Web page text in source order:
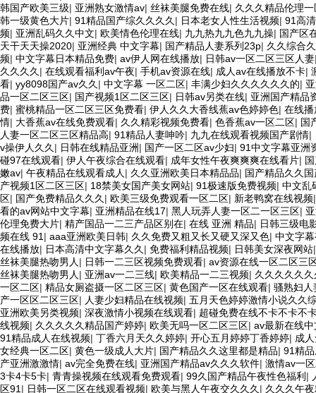
韩国产欧美三级| 亚洲熟女激情av| 丝袜美腿免费在线| 久久久精品伦理
韩一级黄色大片| 91精品国产综久久久久 | 日本老女人性生活视频| 91高
频| 亚洲乱码久久中文| 欧美情色伦理在线| 九九热九九色九九操| 国产区
天干天天操2020| 亚洲经典 中文字幕| 国产精品人妻系列23p| 久久综合
频| 中文字幕日本精品免费| av伊人网在线播放| 日韩av一区二区三区人妻
久久久久 | 在线观看福利av午夜| 手机av资源在线| 成人av在线播放不卡|
看| yy8098国产av久久 | 中文字幕 一区二区| 丰满少妇久久久久久久的|
品一区二区三区| 国产视频1区二区三区| 日韩av另类在线| 亚洲国产精品
费| 蜜桃精品一区二区三区免费看| 伊人久久大香线蕉av色婷婷色| 在线
情| 大香蕉av在线免费观看| 久久精彩视频免费看| 色香蕉av一区二区| 国
人妻一区二区三区精品高| 91精品人妻呻吟| 九九在线观看视频国产剧情|
v操伊人久久 | 日韩在线精品亚洲| 国产一区二区av少妇| 91中文字幕亚洲
碰97在线观看| 伊人午夜综合在线观看| 成年女性午夜爽爽爽在线看片|
嫩av| 午夜精品在线观看成人 | 久久亚洲欧美日本精品品| 国产精品久久
产视频1区二区三区| 18禁美女国产美女网站| 91极速版免费视频| 中文乱
区| 国产免费精品久久久 | 欧美三级免费观看一区二区| 新老鸭窝在线视频
看的av网站中文字幕| 亚洲精品在线17| 黑人玩弄人妻一区二一区三区|
伦理免费大片| 精产国品一二三产品区别在| 在线 亚洲 精品| 日韩三级电
频在线 91 | aaa亚洲欧美日韩| 久久免费又粗又长又硬又深又色| 中文字
在线播放| 日本高清中文字幕久久 | 免费福利精品视频| 日韩美女深夜网站
丝袜美腿热吻男人 | 日韩一二三区视频免费观看| av资源在线一区二区三
丝袜美腿热吻男人 | 亚洲av一二三线| 欧美精品一二三视频| 久久久久久
一区二区| 精品女厕盗摄一区二区三区| 黄色国产一区在线观看| 骚熟妇人
产一区区二区三区| 人妻少妇精品在线视频| 五月天色婷婷激情小说久久
亚洲欧美另类视频| 深夜激情小视频在线观看| 超碰免费在线不卡不卡不
线视频| 久久久久久精品国产婷婷| 欧美无吗一区二区三区| av最新在线
91精品成人在线视频| 丁香六月天久久婷婷| 开心五月婷婷丁香婷婷| 成
女经典一区二区| 黄色一级成人大片| 国产精品久久这里都是精品| 91精
产亚洲激激情| av完全免费在线| 亚洲国产精品av久久久软件| 激情av一
3卡4卡5卡| 青青操视频在线观看免费观看| 99久国产精品午夜性色福利 |
区91 | 日韩一区二区在线观看视频| 欧美与黑人午夜交久久久 | 久久久午